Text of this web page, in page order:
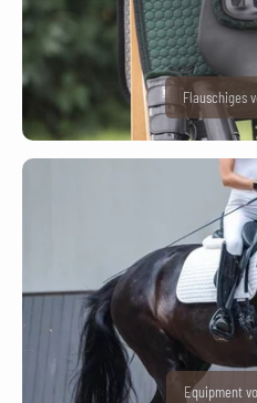
Flauschiges
Equipment